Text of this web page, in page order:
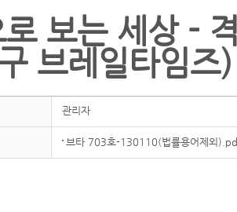
보는 세상 -
브레일타임즈)
관리자
브타 703호-130110(법률용어제외